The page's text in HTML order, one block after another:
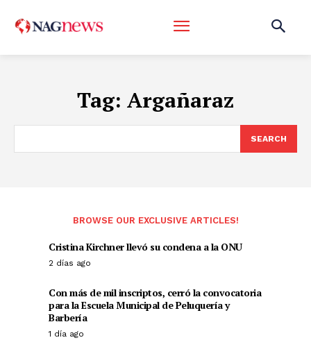
Tag: Argañaraz
SEARCH
BROWSE OUR EXCLUSIVE ARTICLES!
Cristina Kirchner llevó su condena a la ONU
2 días ago
Con más de mil inscriptos, cerró la convocatoria
para la Escuela Municipal de Peluquería y
Barbería
1 día ago